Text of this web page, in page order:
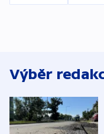
Výběr